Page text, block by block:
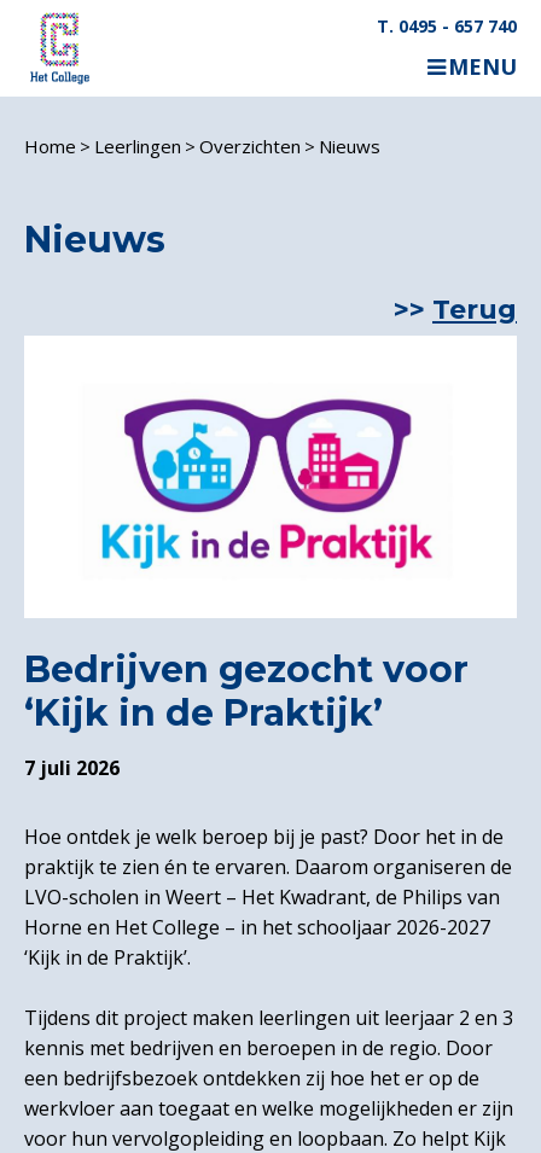
T. 0495 - 657 740
MENU
Home Leerlingen Overzichten Nieuws
Nieuws
Bedrijven gezocht voor
‘Kijk in de Praktijk’
7 juli 2026
Terug
Hoe ontdek je welk beroep bij je past? Door het in de
praktijk te zien én te ervaren. Daarom organiseren de
LVO-scholen in Weert – Het Kwadrant, de Philips van
Horne en Het College – in het schooljaar 2026-2027
‘Kijk in de Praktijk’.
Tijdens dit project maken leerlingen uit leerjaar 2 en 3
kennis met bedrijven en beroepen in de regio. Door
een bedrijfsbezoek ontdekken zij hoe het er op de
werkvloer aan toegaat en welke mogelijkheden er zijn
voor hun vervolgopleiding en loopbaan. Zo helpt Kijk